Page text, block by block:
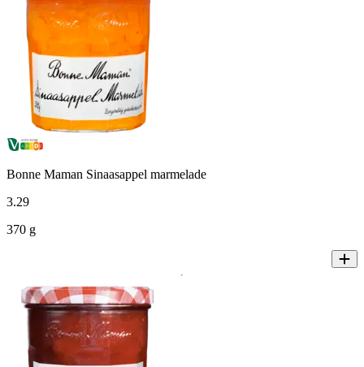
Bonne Maman Sinaasappel marmelade
3.29
370 g